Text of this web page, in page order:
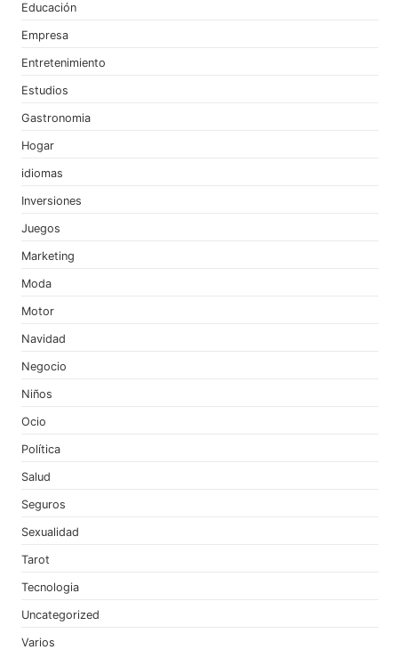
Educación
Empresa
Entretenimiento
Estudios
Gastronomia
Hogar
idiomas
Inversiones
Juegos
Marketing
Moda
Motor
Navidad
Negocio
Niños
Ocio
Política
Salud
Seguros
Sexualidad
Tarot
Tecnologia
Uncategorized
Varios